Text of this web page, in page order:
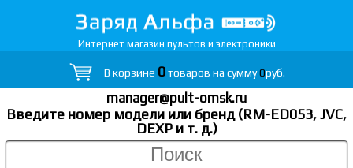
Интернет магазин пультов и электроники
В корзине 0товаров на сумму0руб.
manager@pult-omsk.ru
Введите номер модели или бренд (RM-ED053, JVC,
DEXP и т. д.)